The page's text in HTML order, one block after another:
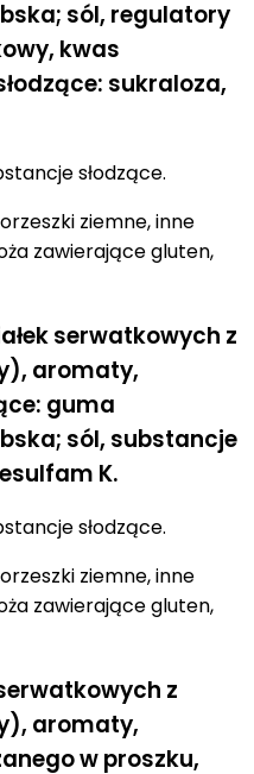
sól, regulatory
kwas
sukraloza,
słodzące.
ziemne, inne
zawierające gluten,
serwatkowych z
aromaty,
guma
sól, substancje
K.
słodzące.
ziemne, inne
zawierające gluten,
z
aromaty,
w proszku,